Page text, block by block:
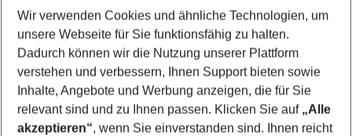
Select your date range
11/08/26–09/08/27 5-8 nights
Who will travel
2 adults No children
Show more filter
Wir verwenden Cookies und ähnliche Technologien, um
unsere Webseite für Sie funktionsfähig zu halten.
Dadurch können wir die Nutzung unserer Plattform
verstehen und verbessern, Ihnen Support bieten sowie
Inhalte, Angebote und Werbung anzeigen, die für Sie
relevant sind und zu Ihnen passen. Klicken Sie auf „Alle
akzeptieren“, wenn Sie einverstanden sind. Ihnen reicht